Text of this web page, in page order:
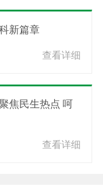
新篇章
查看详细
焦民生热点 呵
查看详细